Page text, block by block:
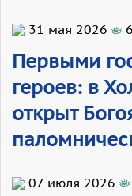
31 мая 2026
Первыми
героев: в
открыт
07 июля 2026